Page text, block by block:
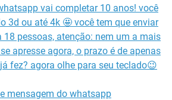
vai completar 10 anos! você
3d ou até 4k 🤩 você tem que enviar
18 pessoas, atenção: nem um a mais
apresse agora, o prazo é de apenas
fez? agora olhe para seu teclado😉
mensagem do whatsapp